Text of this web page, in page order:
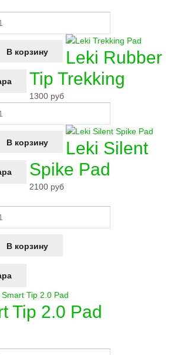
Leki Rubber
Tip Trekking
1300 руб
Leki Silent
Spike Pad
2100 руб
Tip 2.0 Pad